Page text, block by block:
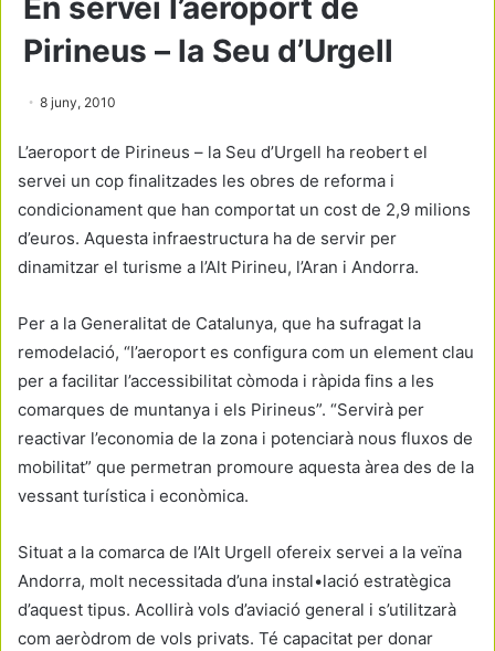
En servei l’aeroport de
Pirineus – la Seu d’Urgell
8 juny, 2010
L’aeroport de Pirineus – la Seu d’Urgell ha reobert el
servei un cop finalitzades les obres de reforma i
condicionament que han comportat un cost de 2,9 milions
d’euros. Aquesta infraestructura ha de servir per
dinamitzar el turisme a l’Alt Pirineu, l’Aran i Andorra.
Per a la Generalitat de Catalunya, que ha sufragat la
remodelació, “l’aeroport es configura com un element clau
per a facilitar l’accessibilitat còmoda i ràpida fins a les
comarques de muntanya i els Pirineus”. “Servirà per
reactivar l’economia de la zona i potenciarà nous fluxos de
mobilitat” que permetran promoure aquesta àrea des de la
vessant turística i econòmica.
Situat a la comarca de l’Alt Urgell ofereix servei a la veïna
Andorra, molt necessitada d’una instal•lació estratègica
d’aquest tipus. Acollirà vols d’aviació general i s’utilitzarà
com aeròdrom de vols privats. Té capacitat per donar